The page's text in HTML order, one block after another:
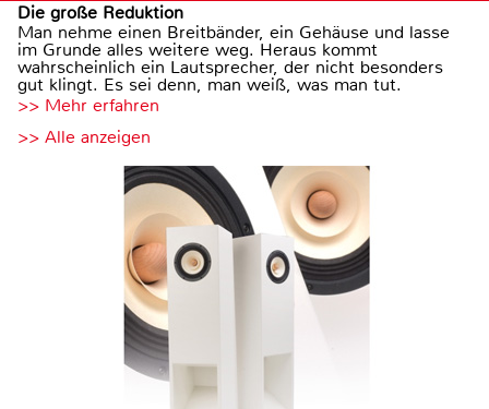
Die große Reduktion
Man nehme einen Breitbänder, ein Gehäuse und lasse
im Grunde alles weitere weg. Heraus kommt
wahrscheinlich ein Lautsprecher, der nicht besonders
gut klingt. Es sei denn, man weiß, was man tut.
>> Mehr erfahren
>> Alle anzeigen